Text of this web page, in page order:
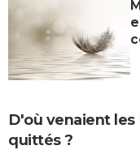
D'où venaient les
quittés ?